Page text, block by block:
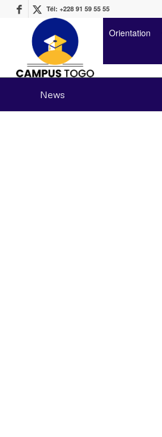
Tél: +228 91 59 55 55
Orientation
News